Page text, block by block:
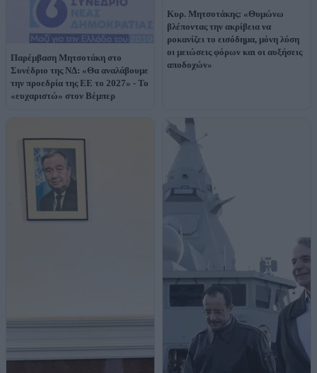
Παρέμβαση Μητσοτάκη στο
Συνέδριο της ΝΔ: «Θα αναλάβουμε
την προεδρία της ΕΕ το 2027» - Το
«ευχαριστώ» στον Βέμπερ
Κυρ. Μητσοτάκης: «Θυμώνω
βλέποντας την ακρίβεια να
ροκανίζει το εισόδημα, μόνη λύση
οι μειώσεις φόρων και οι αυξήσεις
αποδοχών»